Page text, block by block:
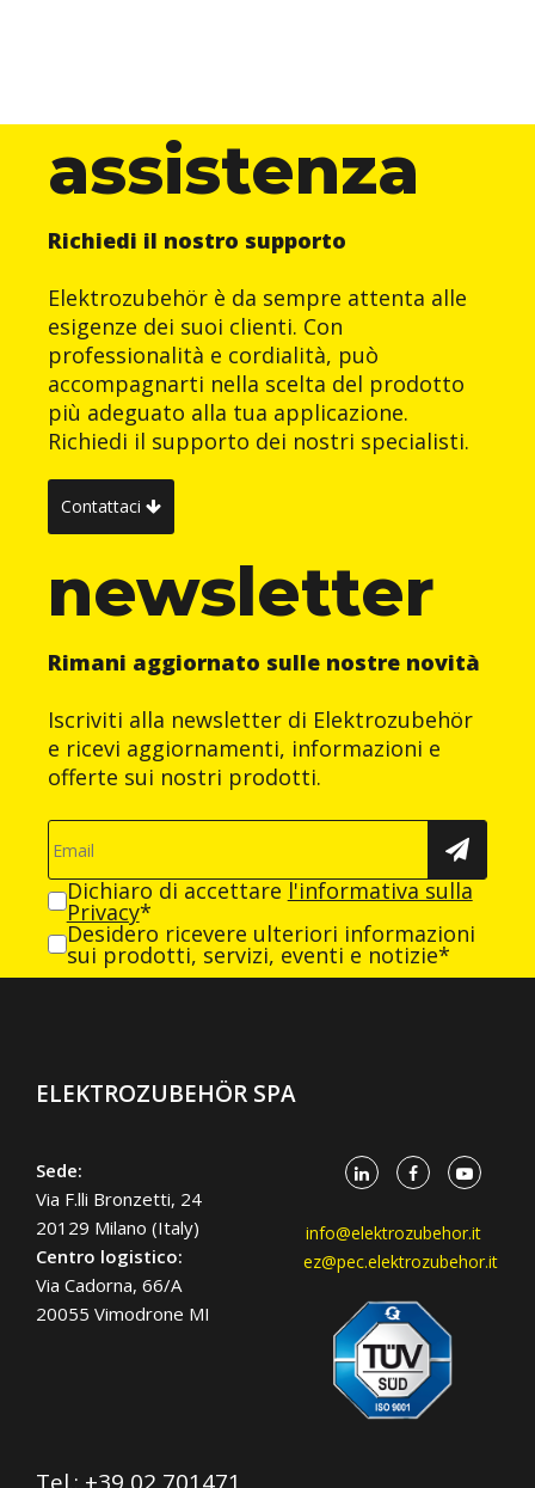
assistenza
Richiedi il nostro supporto
Elektrozubehör è da sempre attenta alle
esigenze dei suoi clienti. Con
professionalità e cordialità, può
accompagnarti nella scelta del prodotto
più adeguato alla tua applicazione.
Richiedi il supporto dei nostri specialisti.
Contattaci
newsletter
Rimani aggiornato sulle nostre novità
Iscriviti alla newsletter di Elektrozubehör
e ricevi aggiornamenti, informazioni e
offerte sui nostri prodotti.
Dichiaro di accettare l'informativa sulla
Privacy*
Desidero ricevere ulteriori informazioni
sui prodotti, servizi, eventi e notizie*
ELEKTROZUBEHÖR SPA
Sede:
Via F.lli Bronzetti, 24
20129 Milano (Italy)
Centro logistico:
Via Cadorna, 66/A
20055 Vimodrone MI
info@elektrozubehor.it
ez@pec.elektrozubehor.it